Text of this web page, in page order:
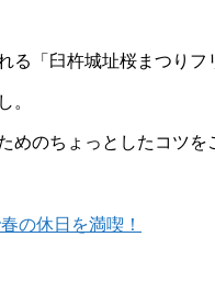
「臼杵城址桜まつりフ
。
のちょっとしたコツを
の休日を満喫！